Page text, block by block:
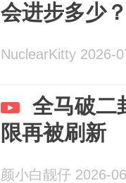
会进步多少
NuclearKitty 2026-
全马破二
限再被刷新
颜小白靓仔 2026-